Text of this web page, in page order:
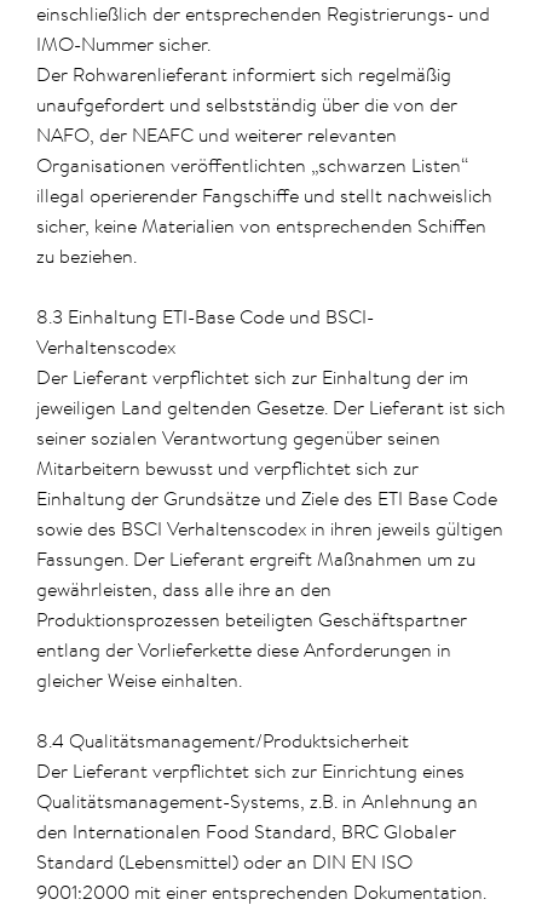
einschließlich der entsprechenden Registrierungs- und
IMO-Nummer sicher.
Der Rohwarenlieferant informiert sich regelmäßig
unaufgefordert und selbstständig über die von der
NAFO, der NEAFC und weiterer relevanten
Organisationen veröffentlichten „schwarzen Listen“
illegal operierender Fangschiffe und stellt nachweislich
sicher, keine Materialien von entsprechenden Schiffen
zu beziehen.
8.3 Einhaltung ETI-Base Code und BSCI-
Verhaltenscodex
Der Lieferant verpflichtet sich zur Einhaltung der im
jeweiligen Land geltenden Gesetze. Der Lieferant ist sich
seiner sozialen Verantwortung gegenüber seinen
Mitarbeitern bewusst und verpflichtet sich zur
Einhaltung der Grundsätze und Ziele des ETI Base Code
sowie des BSCI Verhaltenscodex in ihren jeweils gültigen
Fassungen. Der Lieferant ergreift Maßnahmen um zu
gewährleisten, dass alle ihre an den
Produktionsprozessen beteiligten Geschäftspartner
entlang der Vorlieferkette diese Anforderungen in
gleicher Weise einhalten.
8.4 Qualitätsmanagement/Produktsicherheit
Der Lieferant verpflichtet sich zur Einrichtung eines
Qualitätsmanagement-Systems, z.B. in Anlehnung an
den Internationalen Food Standard, BRC Globaler
Standard (Lebensmittel) oder an DIN EN ISO
9001:2000 mit einer entsprechenden Dokumentation.